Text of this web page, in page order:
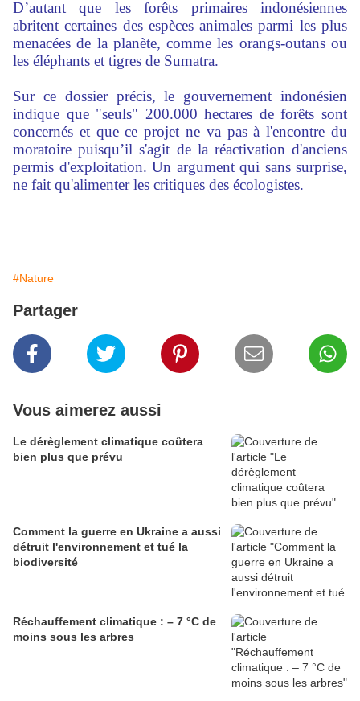
D’autant que les forêts primaires indonésiennes
abritent certaines des espèces animales parmi les plus
menacées de la planète, comme les orangs-outans ou
les éléphants et tigres de Sumatra.
Sur ce dossier précis, le gouvernement indonésien
indique que "seuls" 200.000 hectares de forêts sont
concernés et que ce projet ne va pas à l'encontre du
moratoire puisqu’il s'agit de la réactivation d'anciens
permis d'exploitation. Un argument qui sans surprise,
ne fait qu'alimenter les critiques des écologistes.
#Nature
Partager
Vous aimerez aussi
Le dérèglement climatique coûtera
bien plus que prévu
Comment la guerre en Ukraine a aussi
détruit l'environnement et tué la
biodiversité
Réchauffement climatique : – 7 °C de
moins sous les arbres